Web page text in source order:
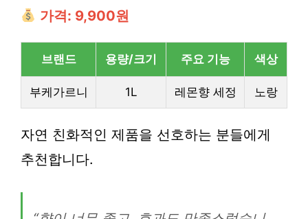
가격: 9,900원
브랜드 용량/크기 주요 기능 색상
부케가르니 1L 레몬향 세정 노랑
자연 친화적인 제품을 선호하는 분들에게
추천합니다.